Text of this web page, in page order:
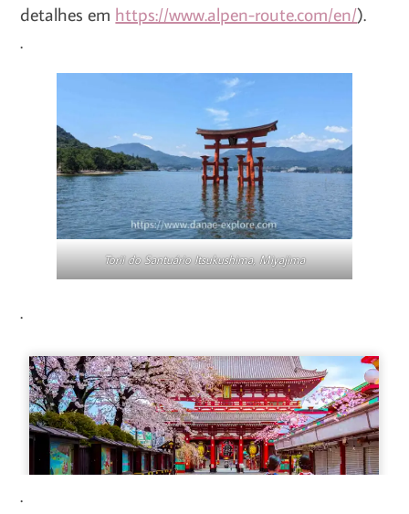
detalhes em https://www.alpen-route.com/en/).
.
Torii do Santuário Itsukushima, Miyajima
.
.